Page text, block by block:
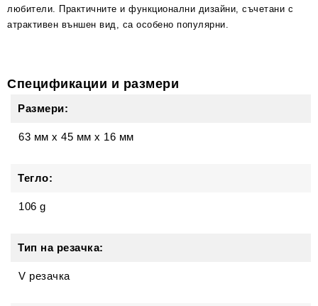
любители. Практичните и функционални дизайни, съчетани с
атрактивен външен вид, са особено популярни.
Спецификации и размери
Размери:
63 мм x 45 мм x 16 мм
Тегло:
106 g
Тип на резачка:
V резачка